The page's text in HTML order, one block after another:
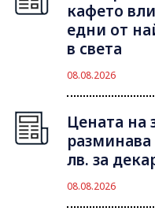
кафето
едни от
в света
08.08.2026
Цената на
лв. за
08.08.2026